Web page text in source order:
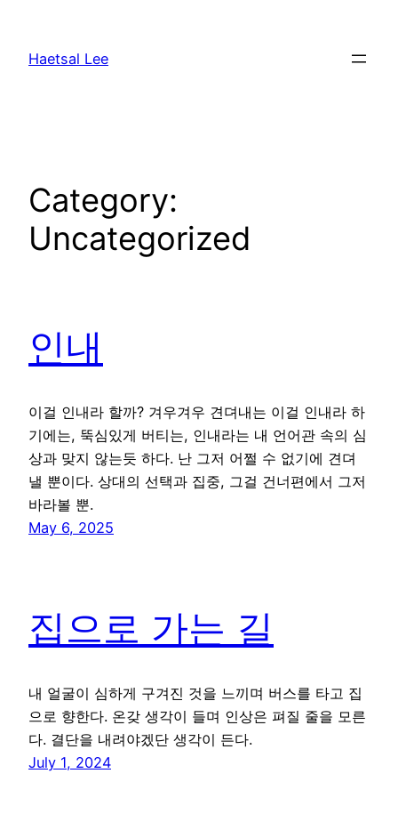
content
Haetsal Lee
Category:
Uncategorized
인내
이걸 인내라 할까? 겨우겨우 견뎌내는 이걸 인내라 하
기에는, 뚝심있게 버티는, 인내라는 내 언어관 속의 심
상과 맞지 않는듯 하다. 난 그저 어쩔 수 없기에 견뎌
낼 뿐이다. 상대의 선택과 집중, 그걸 건너편에서 그저
바라볼 뿐.
May 6, 2025
집으로 가는 길
내 얼굴이 심하게 구겨진 것을 느끼며 버스를 타고 집
으로 향한다. 온갖 생각이 들며 인상은 펴질 줄을 모른
다. 결단을 내려야겠단 생각이 든다.
July 1, 2024